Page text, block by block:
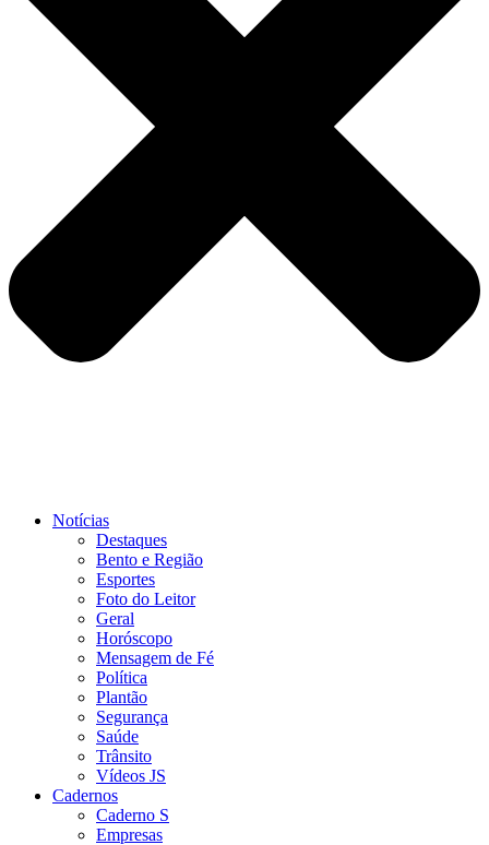
Notícias
Destaques
Bento e Região
Esportes
Foto do Leitor
Geral
Horóscopo
Mensagem de Fé
Política
Plantão
Segurança
Saúde
Trânsito
Vídeos JS
Cadernos
Caderno S
Empresas